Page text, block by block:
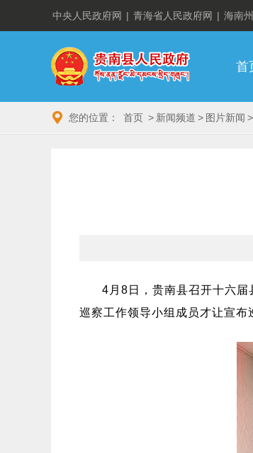
中央人民政府网 | 青海省人民政府网 | 海南
首
您的位置： 首页 > 新闻频道 > 图片新闻 >
4月8日，贵南县召开十六
巡察工作领导小组成员才让宣布